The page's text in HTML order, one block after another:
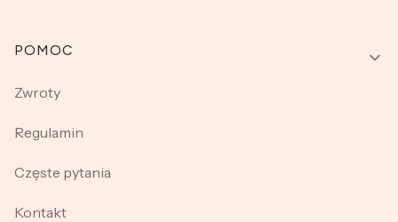
Linki w stopce
POMOC
Zwroty
Regulamin
Częste pytania
Kontakt